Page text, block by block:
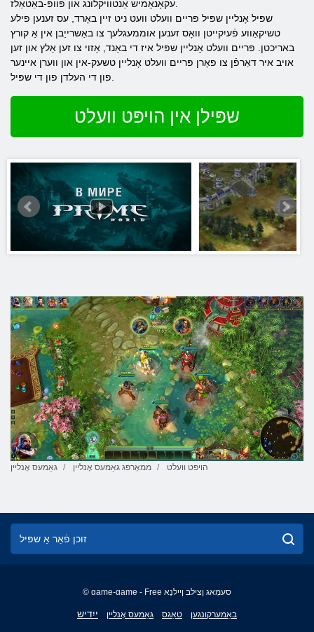
שפּיל אָנליין שפּיל פּריים וועלט וועט ניט זיין באָרד, עס זענען פילע
טשיקאַווע פֿעיִקייטן וואָס זענען אוממעגלעך צו באַשרייַבן אין אַ קורץ
באריכטן. פּריים וועלט אָנליין שפּיל איז די באַנד, אַזוי צו זען אַלץ און זען
אויב איר דאַרפֿן צו פאָרן פּריים וועלט אָנליין טשעק-אין און ווערן איינער
שפּילן אין הויפּט וועלט
גאַמעס אָנליין ממאָרפּג גאַמעס אָנליין הויפּט וועלט
© game-game - Free סעמַאג ןצילב ןיילנָא
ייִדישEnglish
גאַמעס אָנליין טאַגס באַמערקונגען